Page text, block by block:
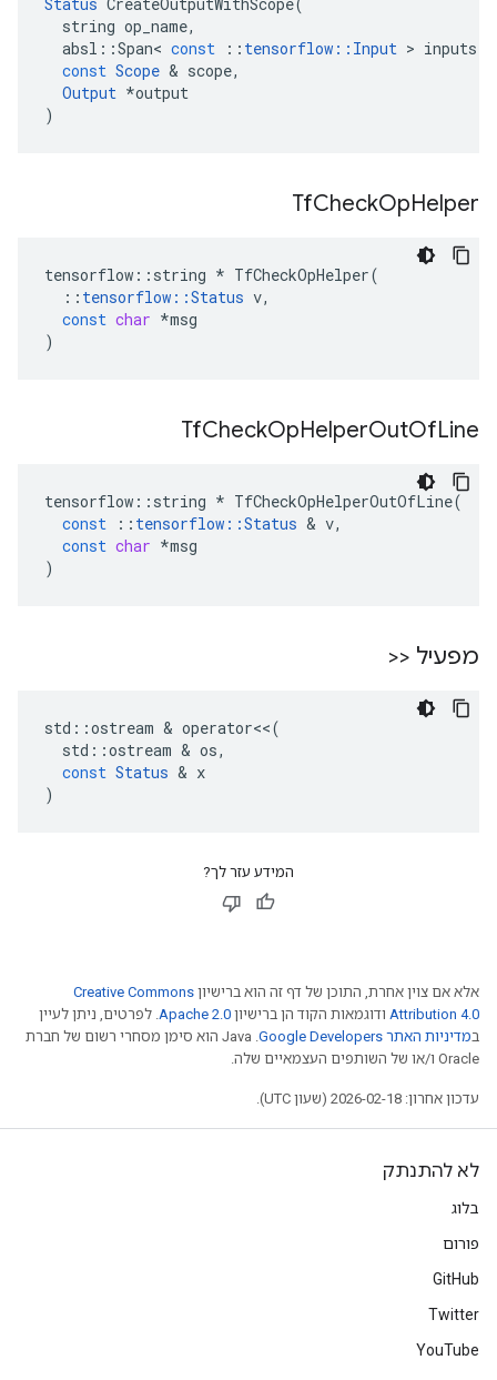
string op_name,
absl ::Span< const :: tensorflow :: Input > inputs
const Scope & scope,
Output *output
)
TfCheckOpHelper
tensorflow :: string * TfCheckOpHelper(
:: tensorflow ::Status v,
const char *msg
)
TfCheckOpHelperOutOfLine
tensorflow :: string * TfCheckOpHelperOutOfLine(
const
:: tensorflow ::Status & v,
const char *msg
)
מפעיל <<
std ::ostream & operator<<(
std ::ostream & os,
const Status & x
)
המידע עזר לך?
אלא אם צוין אחרת, התוכן של דף זה הוא ברישיון Creative Commons
Attribution 4.0 ודוגמאות הקוד הן ברישיון Apache 2.0. לפרטים, ניתן לעיין
במדיניות האתר Google Developers‏
.‏ Java הוא סימן מסחרי רשום של חברת
Oracle ו/או של השותפים העצמאיים שלה.
עדכון אחרון: 2026-02-18 (שעון UTC).
לא להתנתק
בלוג
פורום
GitHub
Twitter
YouTube